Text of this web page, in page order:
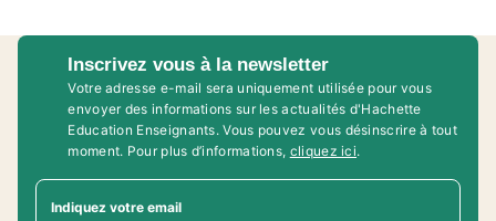
Inscrivez vous à la newsletter
Votre adresse e-mail sera uniquement utilisée pour vous
envoyer des informations sur les actualités d'Hachette
Education Enseignants. Vous pouvez vous désinscrire à tout
moment. Pour plus d’informations, cliquez ici.
Indiquez votre email